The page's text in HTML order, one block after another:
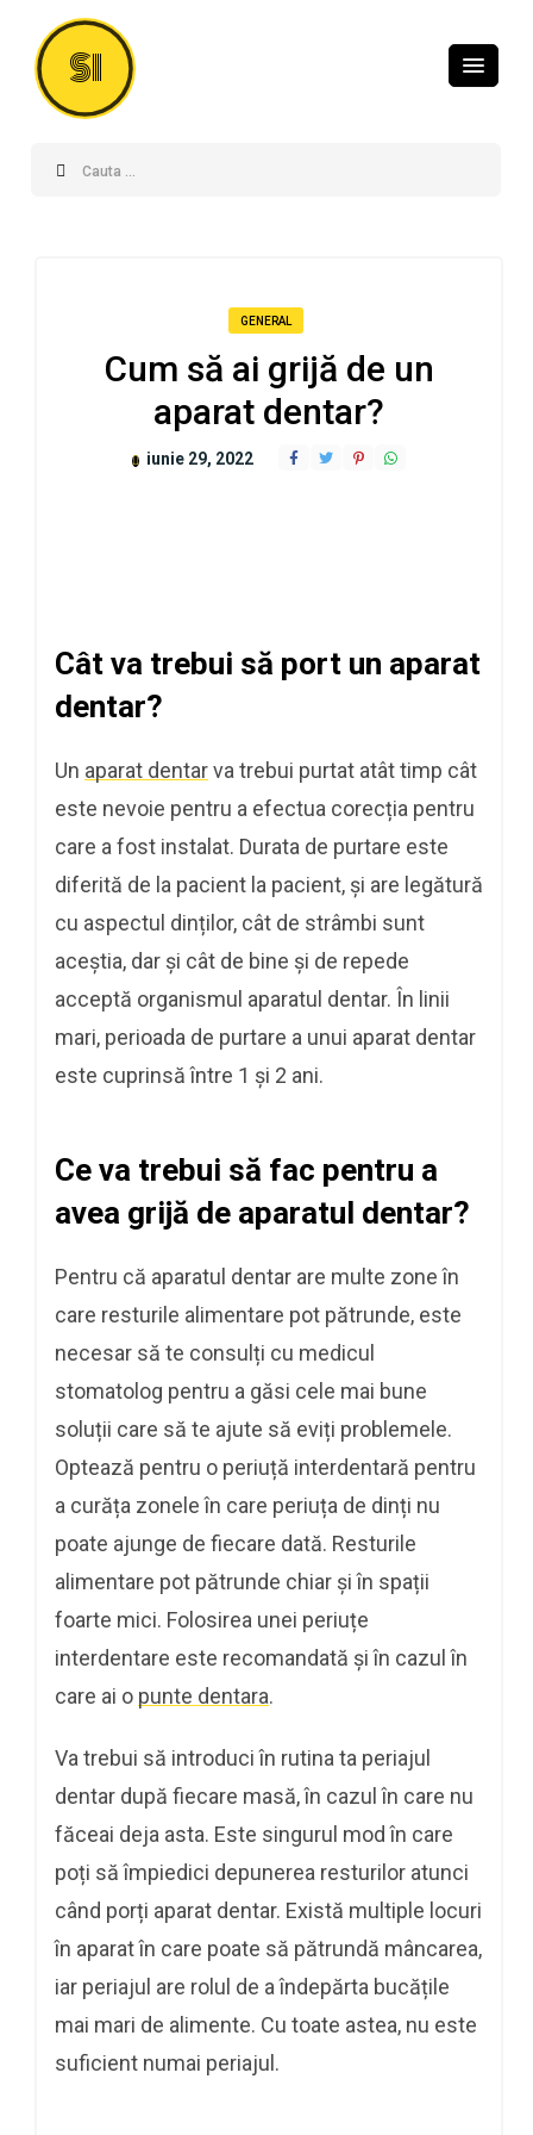
SI
GENERAL
Cum să ai grijă de un
aparat dentar?
iunie 29, 2022
Cât va trebui să port un aparat
dentar?
Un aparat dentarva trebui purtat atât timp cât
este nevoie pentru a efectua corecția pentru
care a fost instalat. Durata de purtare este
diferită de la pacient la pacient, și are legătură
cu aspectul dinților, cât de strâmbi sunt
aceștia, dar și cât de bine și de repede
acceptă organismul aparatul dentar. În linii
mari, perioada de purtare a unui aparat dentar
este cuprinsă între 1 și 2 ani.
Ce va trebui să fac pentru a
avea grijă de aparatul dentar?
Pentru că aparatul dentar are multe zone în
care resturile alimentare pot pătrunde, este
necesar să te consulți cu medicul
stomatolog pentru a găsi cele mai bune
soluții care să te ajute să eviți problemele.
Optează pentru o periuță interdentară pentru
a curăța zonele în care periuța de dinți nu
poate ajunge de fiecare dată. Resturile
alimentare pot pătrunde chiar și în spații
foarte mici. Folosirea unei periuțe
interdentare este recomandată și în cazul în
care ai o punte dentara.
Va trebui să introduci în rutina ta periajul
dentar după fiecare masă, în cazul în care nu
făceai deja asta. Este singurul mod în care
poți să împiedici depunerea resturilor atunci
când porți aparat dentar. Există multiple locuri
în aparat în care poate să pătrundă mâncarea,
iar periajul are rolul de a îndepărta bucățile
mai mari de alimente. Cu toate astea, nu este
suficient numai periajul.